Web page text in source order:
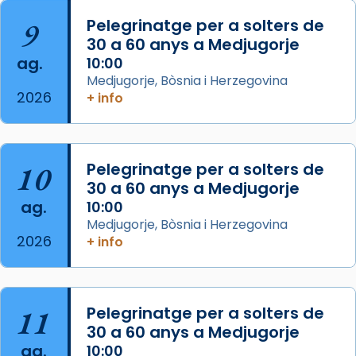
missa d’acció de gràcies en agraïment al
comitè organitzador de la visita apostòlica
del Sant Pare Lleó XIV a Barcelona, i als
col·laboradors, a la Catedral de Barcelona.
Mons. David Abadías.
📸 Dr. G. Simón
Photo
2 weeks ago
Memòria de les santes Juliana i
9
ag.
2026
Pelegrinatge per a solters de
30 a 60 anys a Medjugorje
10:00
Medjugorje, Bòsnia i Herzegovina
+ info
10
ag.
2026
Pelegrinatge per a solters de
30 a 60 anys a Medjugorje
10:00
Medjugorje, Bòsnia i Herzegovina
+ info
11
ag.
Pelegrinatge per a solters de
30 a 60 anys a Medjugorje
10:00